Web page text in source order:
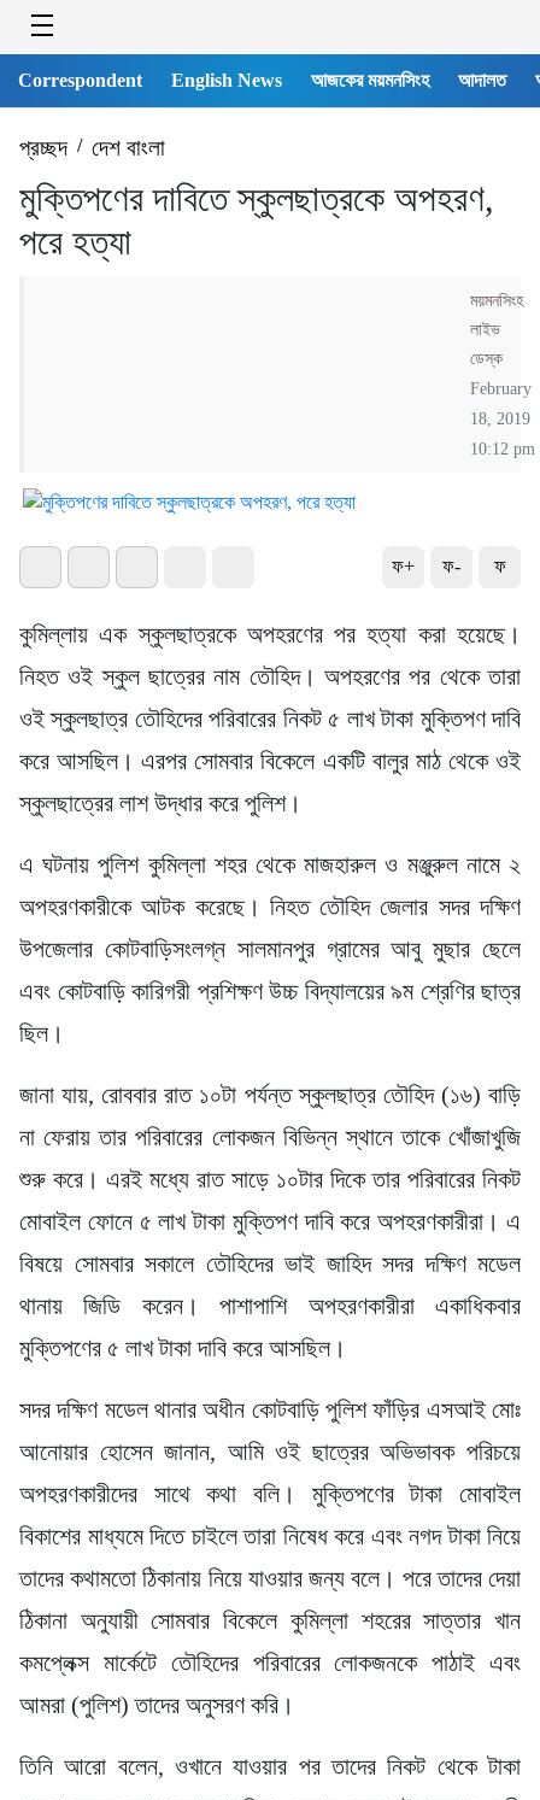
Correspondent English News আজকের ময়মনসিংহ আদালত
প্রচ্ছদ/ দেশ বাংলা
মুক্তিপণের দাবিতে স্কুলছাত্রকে অপহরণ,
পরে হত্যা
ময়মনসিংহ
লাইভ
ডেস্ক
February
18, 2019
10:12 pm
ফ+ ফ- ফ
কুমিল্লায় এক স্কুলছাত্রকে অপহরণের পর হত্যা করা হয়েছে।
নিহত ওই স্কুল ছাত্রের নাম তৌহিদ। অপহরণের পর থেকে তারা
ওই স্কুলছাত্র তৌহিদের পরিবারের নিকট ৫ লাখ টাকা মুক্তিপণ দাবি
করে আসছিল। এরপর সোমবার বিকেলে একটি বালুর মাঠ থেকে ওই
স্কুলছাত্রের লাশ উদ্ধার করে পুলিশ।
এ ঘটনায় পুলিশ কুমিল্লা শহর থেকে মাজহারুল ও মঞ্জুরুল নামে ২
অপহরণকারীকে আটক করেছে। নিহত তৌহিদ জেলার সদর দক্ষিণ
উপজেলার কোটবাড়িসংলগ্ন সালমানপুর গ্রামের আবু মুছার ছেলে
এবং কোটবাড়ি কারিগরী প্রশিক্ষণ উচ্চ বিদ্যালয়ের ৯ম শ্রেণির ছাত্র
ছিল।
জানা যায়, রোববার রাত ১০টা পর্যন্ত স্কুলছাত্র তৌহিদ (১৬) বাড়ি
না ফেরায় তার পরিবারের লোকজন বিভিন্ন স্থানে তাকে খোঁজাখুজি
শুরু করে। এরই মধ্যে রাত সাড়ে ১০টার দিকে তার পরিবারের নিকট
মোবাইল ফোনে ৫ লাখ টাকা মুক্তিপণ দাবি করে অপহরণকারীরা। এ
বিষয়ে সোমবার সকালে তৌহিদের ভাই জাহিদ সদর দক্ষিণ মডেল
থানায় জিডি করেন। পাশাপাশি অপহরণকারীরা একাধিকবার
মুক্তিপণের ৫ লাখ টাকা দাবি করে আসছিল।
সদর দক্ষিণ মডেল থানার অধীন কোটবাড়ি পুলিশ ফাঁড়ির এসআই মোঃ
আনোয়ার হোসেন জানান, আমি ওই ছাত্রের অভিভাবক পরিচয়ে
অপহরণকারীদের সাথে কথা বলি। মুক্তিপণের টাকা মোবাইল
বিকাশের মাধ্যমে দিতে চাইলে তারা নিষেধ করে এবং নগদ টাকা নিয়ে
তাদের কথামতো ঠিকানায় নিয়ে যাওয়ার জন্য বলে। পরে তাদের দেয়া
ঠিকানা অনুযায়ী সোমবার বিকেলে কুমিল্লা শহরের সাত্তার খান
কমপ্লেক্স মার্কেটে তৌহিদের পরিবারের লোকজনকে পাঠাই এবং
আমরা (পুলিশ) তাদের অনুসরণ করি।
তিনি আরো বলেন, ওখানে যাওয়ার পর তাদের নিকট থেকে টাকা